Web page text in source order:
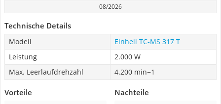
08/2026
Technische Details
Modell
Einhell TC-MS 317 T
Leistung
2.000 W
Max. Leerlaufdrehzahl
4.200 min−1
Vorteile Nachteile